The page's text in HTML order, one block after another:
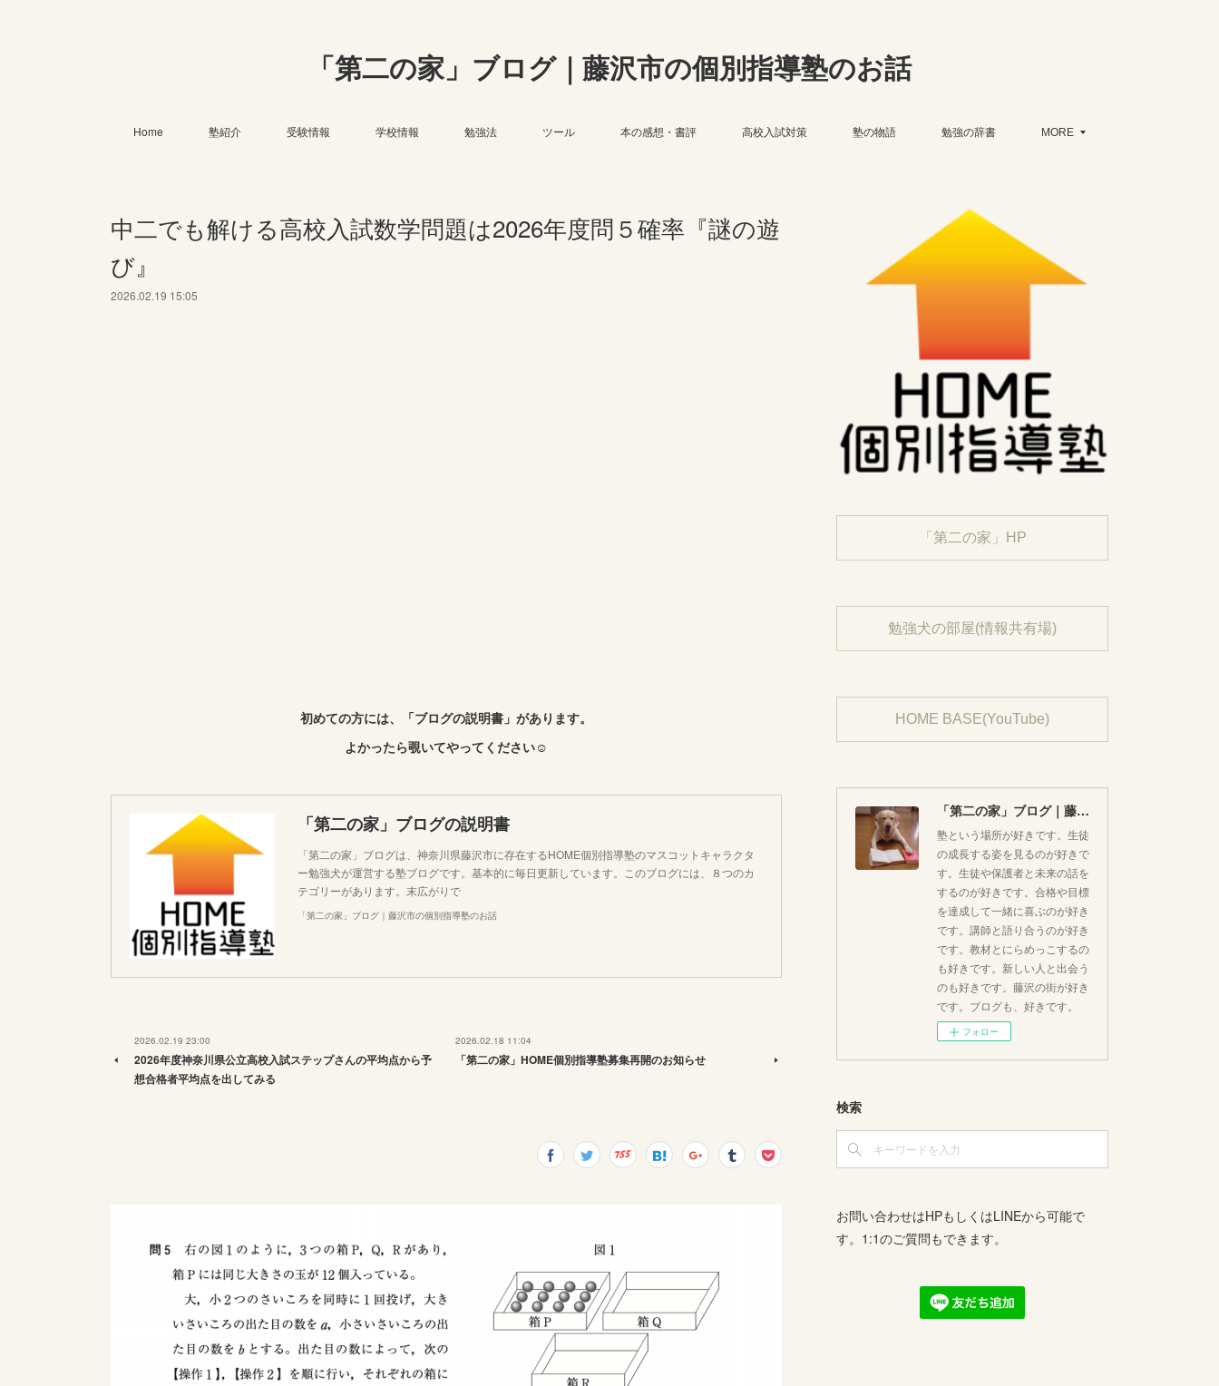
「第二の家」ブログ｜藤沢市の個別指導塾のお話
Home 塾紹介 受験情報 学校情報 勉強法 ツール 本の感想・書評 高校入試対策 塾の物語 勉強の辞書 MORE
中二でも解ける高校入試数学問題は2026年度問５確率『謎の遊
び』
2026.02.19 15:05
初めての方には、「ブログの説明書」があります。
よかったら覗いてやってください☺︎
「第二の家」ブログの説明書
「第二の家」ブログは、神奈川県藤沢市に存在するHOME個別指導塾のマスコットキャラクタ
ー勉強犬が運営する塾ブログです。基本的に毎日更新しています。このブログには、８つのカ
テゴリーがあります。末広がりで
「第二の家」ブログ｜藤沢市の個別指導塾のお話
2026.02.19 23:00
2026年度神奈川県公立高校入試ステップさんの平均点から予
想合格者平均点を出してみる
2026.02.18 11:04
「第二の家」HOME個別指導塾募集再開のお知らせ
「第二の家」HP
勉強犬の部屋(情報共有場)
HOME BASE(YouTube)
「第二の家」ブログ｜藤沢市の個別指導塾のお話
塾という場所が好きです。生徒
の成長する姿を見るのが好きで
す。生徒や保護者と未来の話を
するのが好きです。合格や目標
を達成して一緒に喜ぶのが好き
です。講師と語り合うのが好き
です。教材とにらめっこするの
も好きです。新しい人と出会う
のも好きです。藤沢の街が好き
です。ブログも、好きです。
フォロー
検索
お問い合わせはHPもしくはLINEから可能で
す。1:1のご質問もできます。